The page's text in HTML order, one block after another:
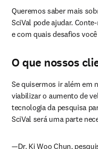
Queremos saber mais
SciVal pode ajudar.
e com quais desafios
O que nossos
Se quisermos ir além em
viabilizar o aumento de
tecnologia da pesquisa
SciVal será uma parte
—Dr. Ki Woo Chun,